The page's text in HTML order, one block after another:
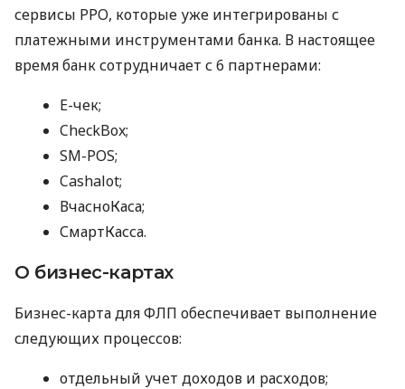
сервисы РРО, которые уже интегрированы с
платежными инструментами банка. В настоящее
время банк сотрудничает с 6 партнерами:
E-чек;
CheckBox;
SM-POS;
Cashalot;
ВчасноКаса;
СмартКасса.
О бизнес-картах
Бизнес-карта для ФЛП обеспечивает выполнение
следующих процессов:
отдельный учет доходов и расходов;